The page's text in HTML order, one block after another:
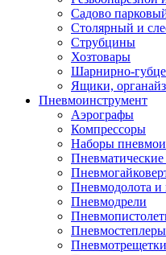
Садово
Столярный и
Струбцины
Хозтовары
Шарнирно-
Ящики,
Пневмоинструмент
Аэрографы
Компрессоры
Наборы
Пневматические
Пневмодолота и
Пневмодрели
Пневмостеплеры
Пневмотрещетки